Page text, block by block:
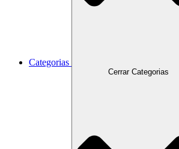
Categorias
Cerrar Categorias